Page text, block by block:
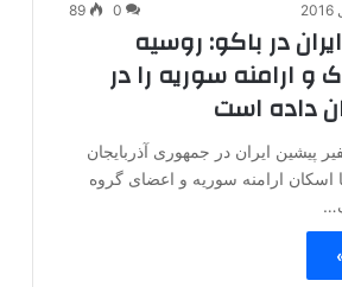
0
89
در باکو: روسیه
ارامنه سوریه را در
داده است
پیشین ایران در جمهوری آذربایجان
اسکان ارامنه سوریه و اعضای گروه